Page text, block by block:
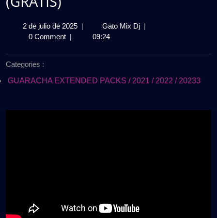
2 de julio de 20252 | Gato Mix DjPACK
–
|
0 Comment | 09:24
Categories :
GUARACHA EXTENDED PACKS / 2021 / 2022 / 20233